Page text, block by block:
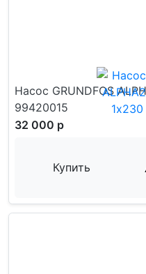
Насос GRUNDFOS
99420015
32 000 р
Купить